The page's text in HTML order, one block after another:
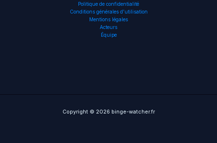
Politique de confidentialité
Conditions générales d’utilisation
Mentions légales
Acteurs
Équipe
Copyright © 2026 binge-watcher.fr